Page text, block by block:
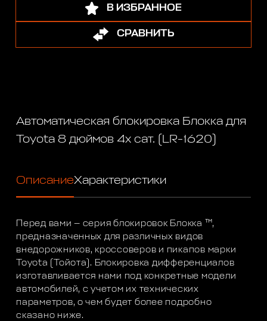
В ИЗБРАННОЕ
СРАВНИТЬ
Автоматическая блокировка Блокка для
Toyota 8 дюймов 4х сат. (LR-1620)
ОписаниеХарактеристики
Перед вами — серия блокировок Блокка ™,
предназначенных для различных видов
внедорожников, кроссоверов и пикапов марки
Toyota (Тойота). Блокировка дифференциалов
изготавливается нами под конкретные модели
автомобилей, с учетом их технических
параметров, о чем будет более подробно
сказано ниже.